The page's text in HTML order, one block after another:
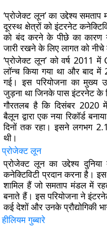
‘प्रोजेक्ट लून’ का उद्देश्य
दूरस्थ क्षेत्रों को इंटरनेट
को बंद करने के पीछे का
जारी रखने के लिए लागत को नीचे
‘प्रोजेक्ट लून’ को वर्ष
लॉन्च किया गया था और बाद
गई। इस परियोजना का मुख्य
जुड़ना था जिनके पास इंटरनेट के
गौरतलब है कि दिसंबर 2020
बैलून द्वारा एक नया रिकॉर्ड
दिनों तक रहा। इसने लगभग
थी।
प्रोजेक्ट लून
प्रोजेक्ट लून का उद्देश्य
कनेक्टिविटी प्रदान करना है।
शामिल हैं जो समताप मंडल में
बनाते हैं। इस परियोजना ने
कई देशों और उनके प्रौद्योगिकी
हीलियम गुब्बारे